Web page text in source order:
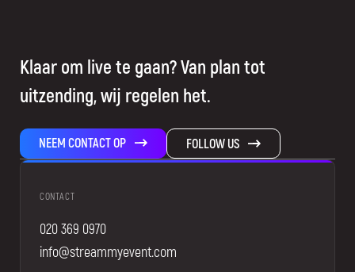
Klaar om live te gaan? Van plan tot
uitzending, wij regelen het.
NEEM CONTACT OP FOLLOW US
CONTACT
020 369 0970
info@streammyevent.com